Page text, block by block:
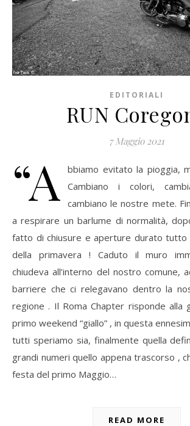
EDITORIALI
RUN
7 Maggio 2021
“A
bbiamo evitato la pioggia,
Cambiano i colori,
cambiano le nostre mete.
a respirare un barlume di normalità,
fatto di chiusure e aperture durato tutto
della primavera ! Caduto il muro
chiudeva all’interno del nostro comune,
barriere che ci relegavano dentro la
regione . Il Roma Chapter risponde alla
primo weekend “giallo” , in questa
tutti speriamo sia, finalmente quella
grandi numeri quello appena trascorso ,
festa del primo Maggio…
READ MORE